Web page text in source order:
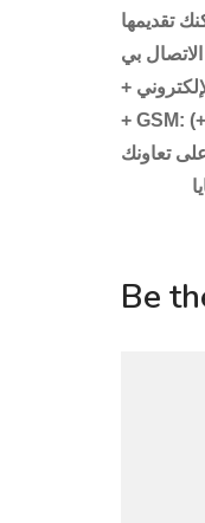
+ GSM:
Be